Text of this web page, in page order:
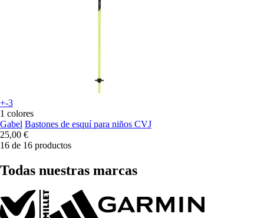
+-3
1 colores
Gabel Bastones de esquí para niños CVJ
25,00 €
16 de 16 productos
Todas nuestras marcas